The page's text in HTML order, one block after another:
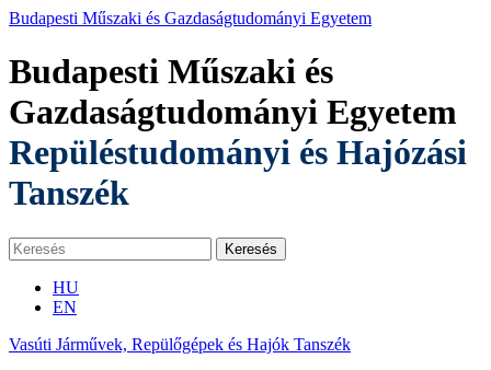
Budapesti Műszaki és Gazdaságtudományi Egyetem
Budapesti Műszaki és
Gazdaságtudományi Egyetem
Repüléstudományi és Hajózási
Tanszék
HU
EN
Vasúti Járművek, Repülőgépek és Hajók Tanszék